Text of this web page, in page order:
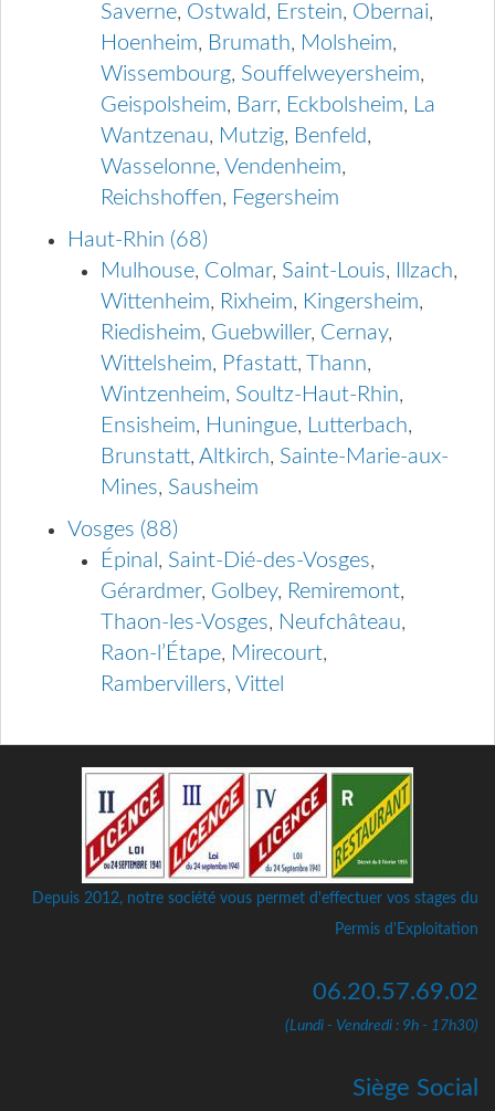
Saverne, Ostwald, Erstein, Obernai,
Hoenheim, Brumath, Molsheim,
Wissembourg, Souffelweyersheim,
Geispolsheim, Barr, Eckbolsheim, La
Wantzenau, Mutzig, Benfeld,
Wasselonne, Vendenheim,
Reichshoffen, Fegersheim
Haut-Rhin (68)
Mulhouse, Colmar, Saint-Louis, Illzach,
Wittenheim, Rixheim, Kingersheim,
Riedisheim, Guebwiller, Cernay,
Wittelsheim, Pfastatt, Thann,
Wintzenheim, Soultz-Haut-Rhin,
Ensisheim, Huningue, Lutterbach,
Brunstatt, Altkirch, Sainte-Marie-aux-
Mines, Sausheim
Vosges (88)
Épinal , Saint-Dié-des-Vosges,
Gérardmer, Golbey, Remiremont,
Thaon-les-Vosges, Neufchâteau,
Raon-l’Étape, Mirecourt,
Rambervillers, Vittel
Depuis 2012, notre société vous permet d'effectuer vos stages du
Permis d'Exploitation
06.20.57.69.02
(Lundi - Vendredi : 9h - 17h30)
Siège Social